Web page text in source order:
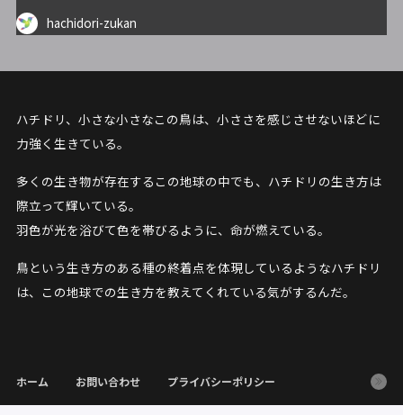
hachidori-zukan
ハチドリ、小さな小さなこの鳥は、小ささを感じさせないほどに
力強く生きている。
多くの生き物が存在するこの地球の中でも、ハチドリの生き方は
際立って輝いている。
羽色が光を浴びて色を帯びるように、命が燃えている。
鳥という生き方のある種の終着点を体現しているようなハチドリ
は、この地球での生き方を教えてくれている気がするんだ。
ホーム お問い合わせ プライバシーポリシー